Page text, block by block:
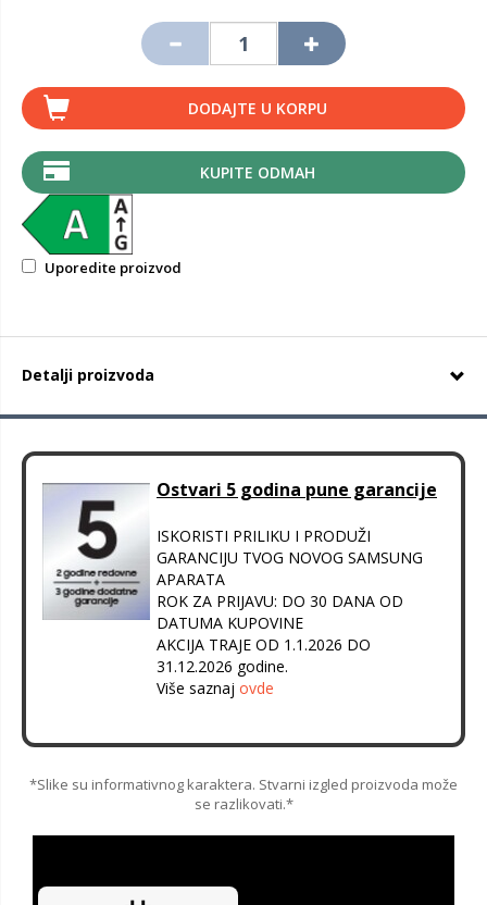
DODAJTE U KORPU
KUPITE ODMAH
Uporedite proizvod
Detalji proizvoda
Ostvari 5 godina pune garancije
ISKORISTI PRILIKU I PRODUŽI
GARANCIJU TVOG NOVOG SAMSUNG
APARATA
ROK ZA PRIJAVU: DO 30 DANA OD
DATUMA KUPOVINE
AKCIJA TRAJE OD 1.1.2026 DO
31.12.2026 godine.
Više saznaj ovde
*Slike su informativnog karaktera. Stvarni izgled proizvoda može
se razlikovati.*